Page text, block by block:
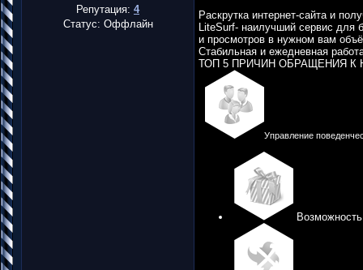
Репутация: 4
Статус: Оффлайн
Раскрутка интернет-сайта и
LiteSurf- наилучший сервис для
и просмотров в нужном вам
Стабильная и ежедневная
ТОП 5 ПРИЧИН ОБРАЩЕНИЯ К
Управление